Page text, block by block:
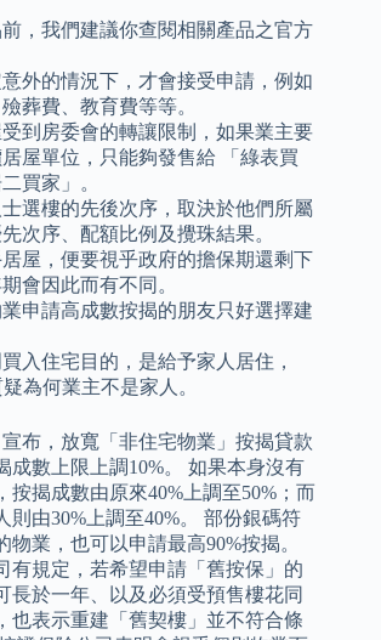
，我們建議你查閱相關產品之官方
外的情況下，才會接受申請，例如
葬費、教育費等等。
到房委會的轉讓限制，如果業主要
屋單位，只能夠發售給 「綠表買
買家」。
選樓的先後次序，取決於他們所屬
次序、配額比例及攪珠結果。
屋，便要視乎政府的擔保期還剩下
會因此而有不同。
申請高成數按揭的朋友只好選擇建
入住宅目的，是給予家人居住，
為何業主不是家人。
布，放寬「非住宅物業」按揭貸款
成數上限上調10%。 如果本身沒有
按揭成數由原來40%上調至50%；而
則由30%上調至40%。 部份銀碼符
業，也可以申請最高90%按揭。
有規定，若希望申請「舊按保」的
長於一年、以及必須受預售樓花同
也表示重建「舊契樓」並不符合條